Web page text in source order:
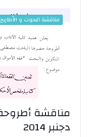
مناقشة البحوث و الأطاريح
دجنبر 2014